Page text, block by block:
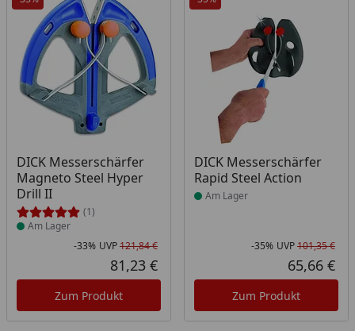
DICK Messerschärfer
Magneto Steel Hyper
Drill II
(1)
Produkt am Lager
Am Lager
Rabatt in Prozent
-33%
Ursprünglicher Preis
UVP121,84 €
Aktueller Preis
81,23 €
Zum Produkt
DICK Messerschärfer
Rapid Steel Action
Produkt am Lager
Am Lager
-35% UVP101,35 €
65,66 €
Zum Produkt